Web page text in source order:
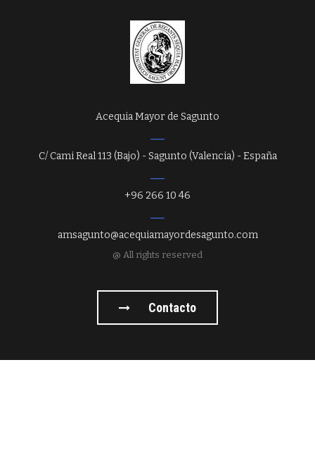
Acequia Mayor de Sagunto
C/ Cami Real 113 (Bajo) - Sagunto (Valencia) - España
+96 266 10 46
amsagunto@acequiamayordesagunto.com
@ All rights reserved
Contacto